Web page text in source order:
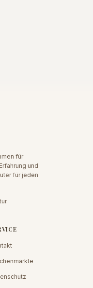
für
und
für jeden